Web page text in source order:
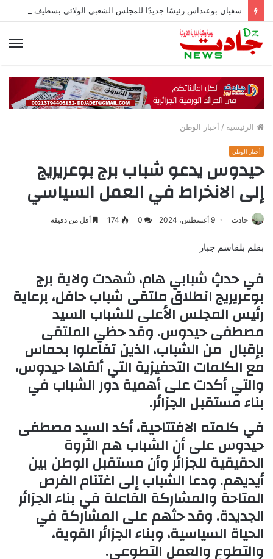
الرئيسية / أخبار الوطن
أخبار الوطن
حيدوس يدعو شباب برج بوعريريج
إلى الانخراط في العمل السياسي
جادت 9 أغسطس، 2024 0
174 أقل من دقيقة
بقلم بلقاسم جبار
في حدثٍ شبابي هام، شهدت ولاية برج
بوعريريج انطلاق ملتقى شباب حافل، برعاية
رئيس المجلس الأعلى للشباب السيد
مصطفى حيدوس. وقد حظي الملتقى
بإقبال من الشباب، الذين تفاعلوا بحماس
مع الكلمات التحفيزية التي ألقاها حيدوس،
والتي أكدت على أهمية دور الشباب في
بناء مستقبل الجزائر.
في كلمته الافتتاحية، أكد السيد مصطفى
حيدوس على أن الشباب هم الثروة
الحقيقية للجزائر وأن مستقبل الوطن بين
أيديهم. ودعا الشباب إلى اغتنام الفرص
المتاحة والمشاركة الفاعلة في بناء الجزائر
الجديدة. وقد حثهم على المشاركة في
الحياة السياسية، وبناء الجزائر القوية،
والتطوع والعمل التطوعي.